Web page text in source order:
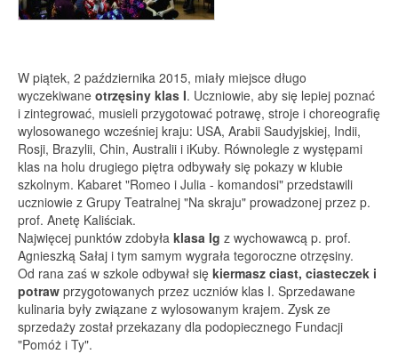
W piątek, 2 października 2015, miały miejsce długo
wyczekiwane otrzęsiny klas I. Uczniowie, aby się lepiej poznać
i zintegrować, musieli przygotować potrawę, stroje i choreografię
wylosowanego wcześniej kraju: USA, Arabii Saudyjskiej, Indii,
Rosji, Brazylii, Chin, Australii i iKuby. Równolegle z występami
klas na holu drugiego piętra odbywały się pokazy w klubie
szkolnym. Kabaret "Romeo i Julia - komandosi" przedstawili
uczniowie z Grupy Teatralnej "Na skraju" prowadzonej przez p.
prof. Anetę Kaliściak.
Najwięcej punktów zdobyła klasa Ig z wychowawcą p. prof.
Agnieszką Sałaj i tym samym wygrała tegoroczne otrzęsiny.
Od rana zaś w szkole odbywał się kiermasz ciast, ciasteczek i
potraw przygotowanych przez uczniów klas I. Sprzedawane
kulinaria były związane z wylosowanym krajem. Zysk ze
sprzedaży został przekazany dla podopiecznego Fundacji
"Pomóż i Ty".